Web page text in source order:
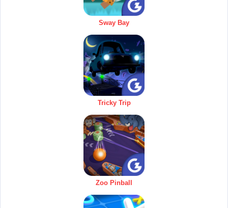
Sway Bay
Tricky Trip
Zoo Pinball